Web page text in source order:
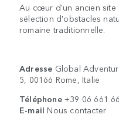
Au cœur d'un ancien site
sélection d'obstacles
romaine traditionnelle.
Adresse Global
5, 00166 Rome, Italie
Téléphone +39 06 661
E-mail Nous contacter